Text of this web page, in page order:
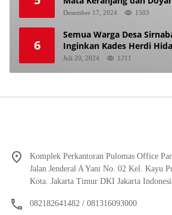
Desember 17, 2024 1503
6
Semua Warga Desa
Inginkan Kades Herdi
Berhentikan Dari Jabatan
Juli 20, 2024 1211
Komplek Perkantoran Pulomas Office
Jalan Jenderal A Yani No. 02 Kel. Kayu
Kota. Jakarta Timur DKI Jakarta
082182641482 / 081316093000